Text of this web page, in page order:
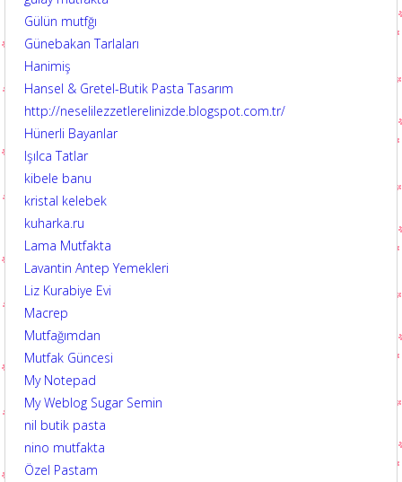
Gülün mutfğı
Günebakan Tarlaları
Hanimiş
Hansel & Gretel-Butik Pasta Tasarım
http://neselilezzetlerelinizde.blogspot.com.tr/
Hünerli Bayanlar
Işılca Tatlar
kibele banu
kristal kelebek
kuharka.ru
Lama Mutfakta
Lavantin Antep Yemekleri
Liz Kurabiye Evi
Macrep
Mutfağımdan
Mutfak Güncesi
My Notepad
My Weblog Sugar Semin
nil butik pasta
nino mutfakta
Özel Pastam